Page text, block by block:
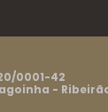
0001-42
-